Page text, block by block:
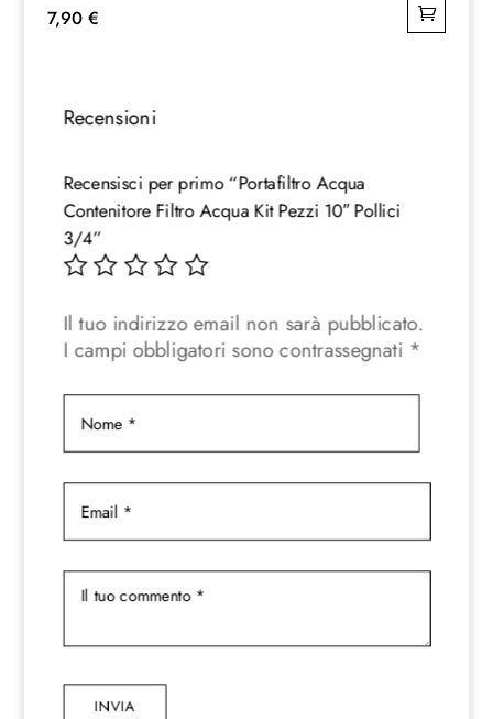
7,90 €
Recensioni
Recensisci per primo “Portafiltro Acqua
Contenitore Filtro Acqua Kit Pezzi 10″ Pollici
3/4”
Il tuo indirizzo email non sarà pubblicato.
I campi obbligatori sono contrassegnati *
INVIA